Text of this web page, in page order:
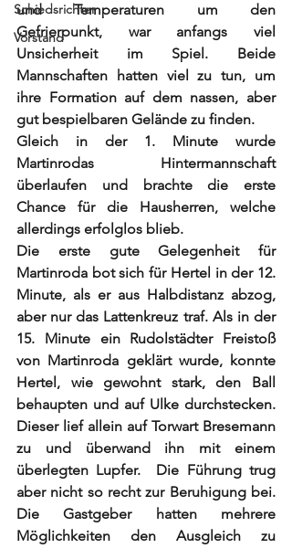
Schiedsrichter
Vorstand
und Temperaturen um den
Gefrierpunkt, war anfangs viel
Unsicherheit im Spiel. Beide
Mannschaften hatten viel zu tun, um
ihre Formation auf dem nassen, aber
gut bespielbaren Gelände zu finden.
Gleich in der 1. Minute wurde
Martinrodas Hintermannschaft
überlaufen und brachte die erste
Chance für die Hausherren, welche
allerdings erfolglos blieb.
Die erste gute Gelegenheit für
Martinroda bot sich für Hertel in der 12.
Minute, als er aus Halbdistanz abzog,
aber nur das Lattenkreuz traf. Als in der
15. Minute ein Rudolstädter Freistoß
von Martinroda geklärt wurde, konnte
Hertel, wie gewohnt stark, den Ball
behaupten und auf Ulke durchstecken.
Dieser lief allein auf Torwart Bresemann
zu und überwand ihn mit einem
überlegten Lupfer.  Die Führung trug
aber nicht so recht zur Beruhigung bei.
Die Gastgeber hatten mehrere
Möglichkeiten den Ausgleich zu